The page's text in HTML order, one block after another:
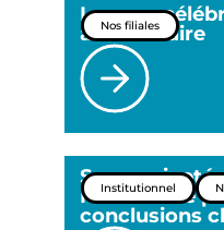
Nos filiales
Lunor a
anniversaire
Institutionnel
Souveraineté
Normandie
conclusions